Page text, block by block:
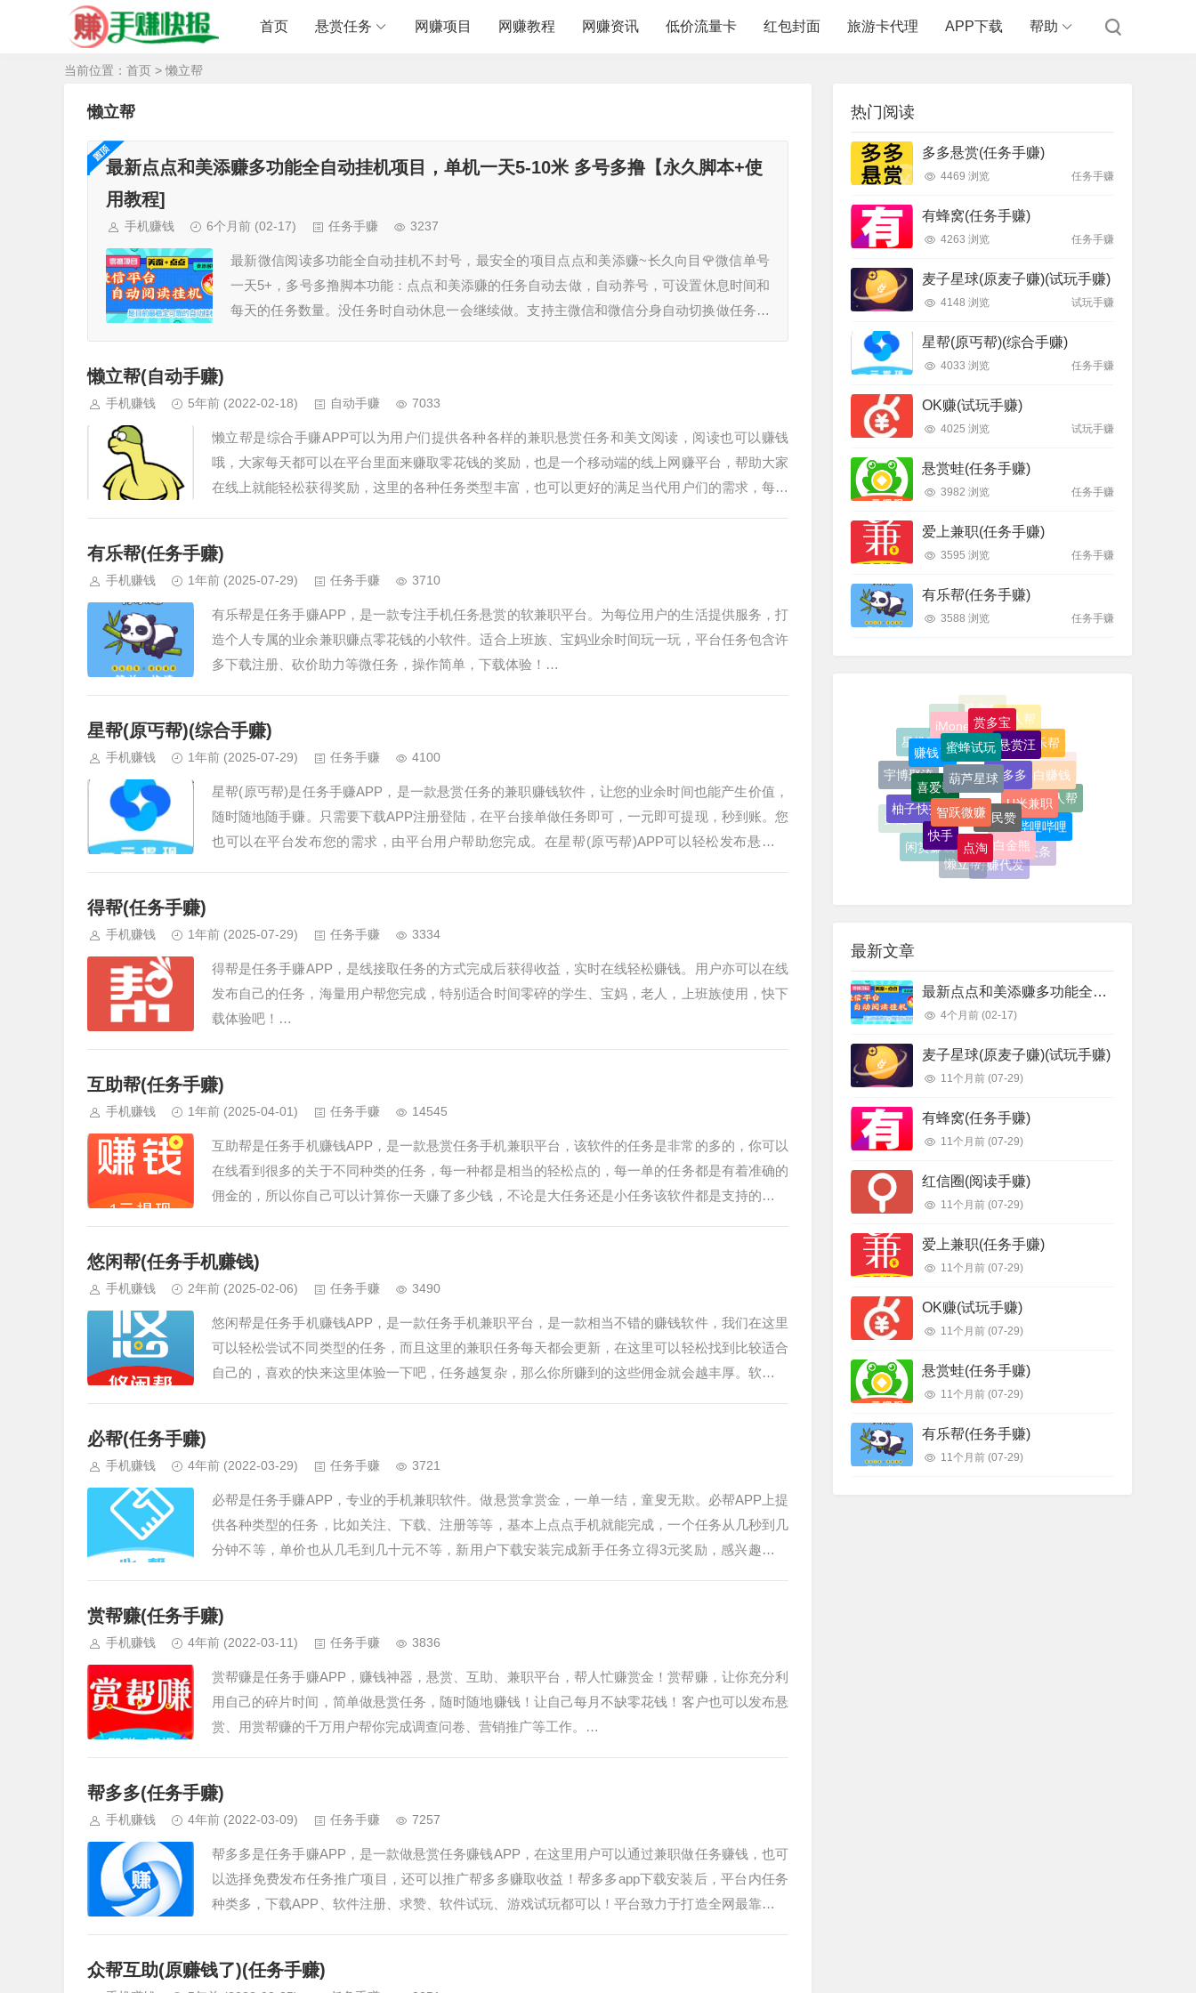
首页 悬赏任务 网赚项目 网赚教程 网赚资讯 低价流量卡 红包封面 旅游卡代理 APP下载 帮助
当前位置： 首页 > 懒立帮
懒立帮
最新点点和美添赚多功能全自动挂机项目，单机一天5-10米 多号多撸【永久脚本+使
用教程]
手机赚钱 6个月前 (02-17) 任务手赚 3237
最新微信阅读多功能全自动挂机不封号，最安全的项目点点和美添赚~长久向目🌹微信单号
一天5+，多号多撸脚本功能：点点和美添赚的任务自动去做，自动养号，可设置休息时间和
每天的任务数量。没任务时自动休息一会继续做。支持主微信和微信分身自动切换做任务脚
懒立帮(自动手赚)
手机赚钱 5年前 (2022-02-18) 自动手赚 7033
懒立帮是综合手赚APP可以为用户们提供各种各样的兼职悬赏任务和美文阅读，阅读也可以赚钱
哦，大家每天都可以在平台里面来赚取零花钱的奖励，也是一个移动端的线上网赚平台，帮助大家
在线上就能轻松获得奖励，这里的各种任务类型丰富，也可以更好的满足当代用户们的需求，每天
有乐帮(任务手赚)
手机赚钱 1年前 (2025-07-29) 任务手赚 3710
有乐帮是任务手赚APP，是一款专注手机任务悬赏的软兼职平台。为每位用户的生活提供服务，打
造个人专属的业余兼职赚点零花钱的小软件。适合上班族、宝妈业余时间玩一玩，平台任务包含许
多下载注册、砍价助力等微任务，操作简单，下载体验！…
星帮(原丐帮)(综合手赚)
手机赚钱 1年前 (2025-07-29) 任务手赚 4100
星帮(原丐帮)是任务手赚APP，是一款悬赏任务的兼职赚钱软件，让您的业余时间也能产生价值，
随时随地随手赚。只需要下载APP注册登陆，在平台接单做任务即可，一元即可提现，秒到账。您
也可以在平台发布您的需求，由平台用户帮助您完成。在星帮(原丐帮)APP可以轻松发布悬赏任
得帮(任务手赚)
手机赚钱 1年前 (2025-07-29) 任务手赚 3334
得帮是任务手赚APP，是线接取任务的方式完成后获得收益，实时在线轻松赚钱。用户亦可以在线
发布自己的任务，海量用户帮您完成，特别适合时间零碎的学生、宝妈，老人，上班族使用，快下
载体验吧！…
互助帮(任务手赚)
手机赚钱 1年前 (2025-04-01) 任务手赚 14545
互助帮是任务手机赚钱APP，是一款悬赏任务手机兼职平台，该软件的任务是非常的多的，你可以
在线看到很多的关于不同种类的任务，每一种都是相当的轻松点的，每一单的任务都是有着准确的
佣金的，所以你自己可以计算你一天赚了多少钱，不论是大任务还是小任务该软件都是支持的，你
悠闲帮(任务手机赚钱)
手机赚钱 2年前 (2025-02-06) 任务手赚 3490
悠闲帮是任务手机赚钱APP，是一款任务手机兼职平台，是一款相当不错的赚钱软件，我们在这里
可以轻松尝试不同类型的任务，而且这里的兼职任务每天都会更新，在这里可以轻松找到比较适合
自己的，喜欢的快来这里体验一下吧，任务越复杂，那么你所赚到的这些佣金就会越丰厚。软件中
必帮(任务手赚)
手机赚钱 4年前 (2022-03-29) 任务手赚 3721
必帮是任务手赚APP，专业的手机兼职软件。做悬赏拿赏金，一单一结，童叟无欺。必帮APP上提
供各种类型的任务，比如关注、下载、注册等等，基本上点点手机就能完成，一个任务从几秒到几
分钟不等，单价也从几毛到几十元不等，新用户下载安装完成新手任务立得3元奖励，感兴趣的话
赏帮赚(任务手赚)
手机赚钱 4年前 (2022-03-11) 任务手赚 3836
赏帮赚是任务手赚APP，赚钱神器，悬赏、互助、兼职平台，帮人忙赚赏金！赏帮赚，让你充分利
用自己的碎片时间，简单做悬赏任务，随时随地赚钱！让自己每月不缺零花钱！客户也可以发布悬
赏、用赏帮赚的千万用户帮你完成调查问卷、营销推广等工作。…
帮多多(任务手赚)
手机赚钱 4年前 (2022-03-09) 任务手赚 7257
帮多多是任务手赚APP，是一款做悬赏任务赚钱APP，在这里用户可以通过兼职做任务赚钱，也可
以选择免费发布任务推广项目，还可以推广帮多多赚取收益！帮多多app下载安装后，平台内任务
种类多，下载APP、软件注册、求赞、软件试玩、游戏试玩都可以！平台致力于打造全网最靠谱的
众帮互助(原赚钱了)(任务手赚)
热门阅读
多多悬赏(任务手赚)
4469 浏览 任务手赚
有蜂窝(任务手赚)
4263 浏览 任务手赚
麦子星球(原麦子赚)(试玩手赚)
4148 浏览 试玩手赚
星帮(原丐帮)(综合手赚)
4033 浏览 任务手赚
OK赚(试玩手赚)
4025 浏览 试玩手赚
悬赏蛙(任务手赚)
3982 浏览 任务手赚
爱上兼职(任务手赚)
3595 浏览 任务手赚
有乐帮(任务手赚)
3588 浏览 任务手赚
微信阅读
自动手机赚钱
点点代发
趣头条
好赚代发
懒立帮
闲赏赚钱
多趣宝盒
人人帮
哔哩哔哩
白金熊
点淘
快手
柚子快报
宇博聚流
赏乐帮
小白赚钱
U米兼职
全民赞
智跃微赚
喜爱帮
赚钱了
iMoney赏多宝
悬赏汪
帮多多
葫芦星球
蜜蜂试玩
最新文章
最新点点和美添赚多功能全自动挂机项目，单机一天5-10米 多号多撸【永久脚本+使用教程]
4个月前 (02-17)
麦子星球(原麦子赚)(试玩手赚)
11个月前 (07-29)
有蜂窝(任务手赚)
11个月前 (07-29)
红信圈(阅读手赚)
11个月前 (07-29)
爱上兼职(任务手赚)
11个月前 (07-29)
OK赚(试玩手赚)
11个月前 (07-29)
悬赏蛙(任务手赚)
11个月前 (07-29)
有乐帮(任务手赚)
11个月前 (07-29)